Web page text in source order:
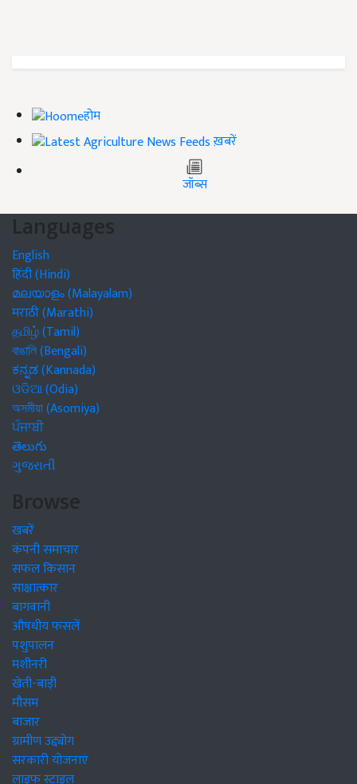
होम
ख़बरें
जॉब्स
Languages
English
हिंदी (Hindi)
മലയാളം (Malayalam)
मराठी (Marathi)
தமிழ் (Tamil)
বাঙালি (Bengali)
ಕನ್ನಡ (Kannada)
ଓଡିଆ (Odia)
অসমীয়া (Asomiya)
ਪੰਜਾਬੀ
తెలుగు
ગુજરાતી
Browse
खबरें
कंपनी समाचार
सफल किसान
साक्षात्कार
बागवानी
औषधीय फसलें
पशुपालन
मशीनरी
खेती-बाड़ी
मौसम
बाजार
ग्रामीण उद्द्योग
सरकारी योजनाएं